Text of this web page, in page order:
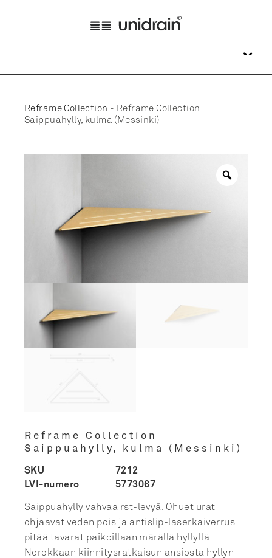
Reframe Collection - Reframe Collection
Saippuahylly, kulma (Messinki)
Reframe Collection
Saippuahylly, kulma (Messinki)
SKU
7212
LVI-numero
5773067
Saippuahylly vahvaa rst-levyä. Ohuet urat
ohjaavat veden pois ja antislip-laserkaiverrus
pitää tavarat paikoillaan märällä hyllyllä.
Nerokkaan kiinnitysratkaisun ansiosta hyllyn